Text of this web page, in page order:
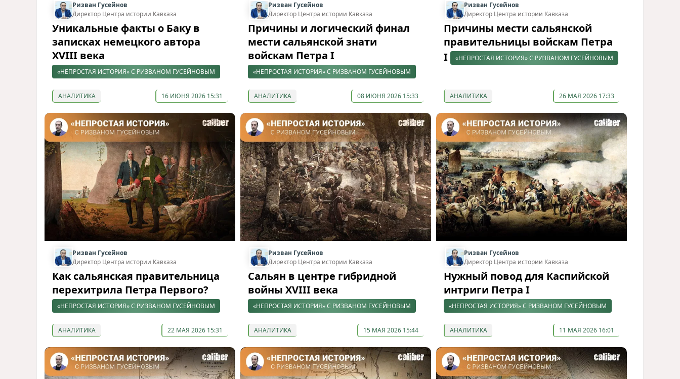
Ризван Гусейнов
Директор Центра истории Кавказа
Уникальные факты о Баку в
записках немецкого автора
XVIII века
«НЕПРОСТАЯ ИСТОРИЯ» С РИЗВАНОМ ГУСЕЙНОВЫМ
АНАЛИТИКА 16 ИЮНЯ 2026 15:31
Ризван Гусейнов
Директор Центра истории Кавказа
Причины и логический финал
мести сальянской знати
войскам Петра I
«НЕПРОСТАЯ ИСТОРИЯ» С РИЗВАНОМ ГУСЕЙНОВЫМ
АНАЛИТИКА 08 ИЮНЯ 2026 15:33
Ризван Гусейнов
Директор Центра истории Кавказа
Причины мести сальянской
правительницы войскам Петра
I
«НЕПРОСТАЯ ИСТОРИЯ» С РИЗВАНОМ ГУСЕЙНОВЫМ
АНАЛИТИКА 26 МАЯ 2026 17:33
Ризван Гусейнов
Директор Центра истории Кавказа
Как сальянская правительница
перехитрила Петра Первого?
«НЕПРОСТАЯ ИСТОРИЯ» С РИЗВАНОМ ГУСЕЙНОВЫМ
АНАЛИТИКА 22 МАЯ 2026 15:31
Ризван Гусейнов
Директор Центра истории Кавказа
Сальян в центре гибридной
войны XVIII века
«НЕПРОСТАЯ ИСТОРИЯ» С РИЗВАНОМ ГУСЕЙНОВЫМ
АНАЛИТИКА 15 МАЯ 2026 15:44
Ризван Гусейнов
Директор Центра истории Кавказа
Нужный повод для Каспийской
интриги Петра I
«НЕПРОСТАЯ ИСТОРИЯ» С РИЗВАНОМ ГУСЕЙНОВЫМ
АНАЛИТИКА 11 МАЯ 2026 16:01